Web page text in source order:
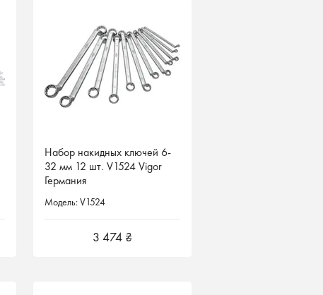
Набор накидных ключей 6-
32 мм 12 шт. V1524 Vigor
Германия
Модель: V1524
3 474 ₴
Набор накидных ключей 6-
32 мм 12 шт. V1524 Vigor
Германия
Модель: V1524
3 474 ₴